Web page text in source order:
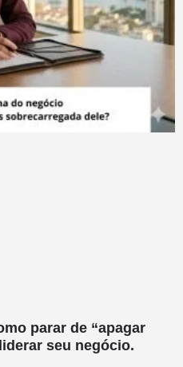
parar de “apagar
seu negócio.